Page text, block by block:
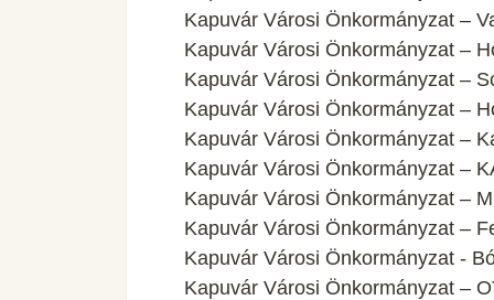
Kapuvár Városi Önkormányzat –
Kapuvár Városi Önkormányzat –
Kapuvár Városi Önkormányzat –
Kapuvár Városi Önkormányzat –
Kapuvár Városi Önkormányzat –
Kapuvár Városi Önkormányzat –
Kapuvár Városi Önkormányzat –
Kapuvár Városi Önkormányzat –
Kapuvár Városi Önkormányzat -
Kapuvár Városi Önkormányzat –